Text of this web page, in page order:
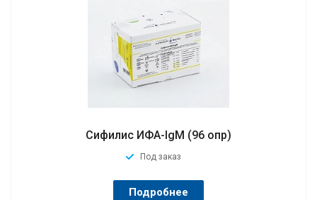
Сифилис ИФА-IgM (96 опр)
Под заказ
Подробнее